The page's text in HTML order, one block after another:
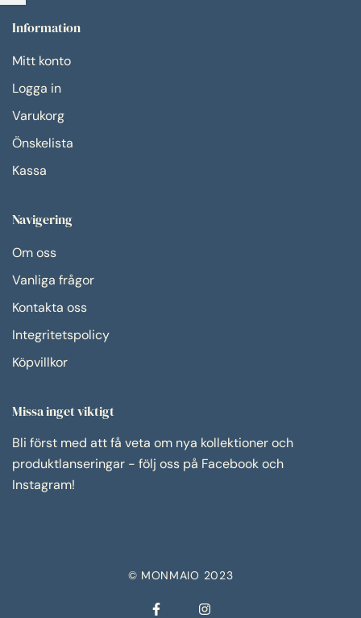
Information
Mitt konto
Logga in
Varukorg
Önskelista
Kassa
Navigering
Om oss
Vanliga frågor
Kontakta oss
Integritetspolicy
Köpvillkor
Missa inget viktigt
Bli först med att få veta om nya kollektioner och
produktlanseringar - följ oss på Facebook och
Instagram!
© MONMAIO 2023